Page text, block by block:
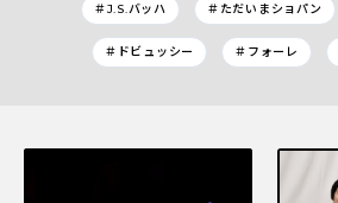
＃J.S.バッハ ＃ただいまショパン
＃ドビュッシー ＃フォーレ